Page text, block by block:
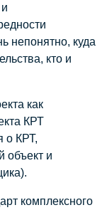
непонятно, куда
кто и
как
КРТ
о КРТ,
объект и
комплексного